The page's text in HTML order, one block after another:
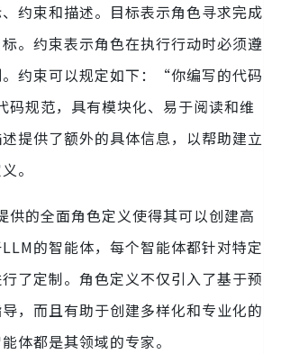
约束和描述。目标表示角色寻求完成
。约束表示角色在执行行动时必须遵
约束可以规定如下：“你编写的代码
码规范，具有模块化、易于阅读和维
提供了额外的具体信息，以帮助建立
。
供的全面角色定义使得其可以创建高
的智能体，每个智能体都针对特定
了定制。角色定义不仅引入了基于预
，而且有助于创建多样化和专业化的
体都是其领域的专家。